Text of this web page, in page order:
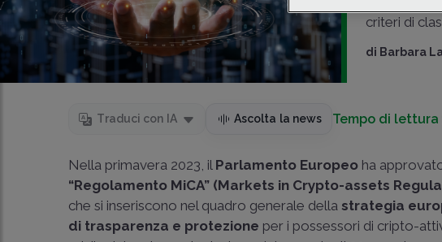
criteri di
di Barbara
Traduci con IA Ascolta la news Tempo di lettura
Nella primavera 2023, il Parlamento Europeo ha
“Regolamento MiCA” (Markets in Crypto-assets
che si inseriscono nel quadro generale della strategia
di trasparenza e protezione per i possessori di cripto-